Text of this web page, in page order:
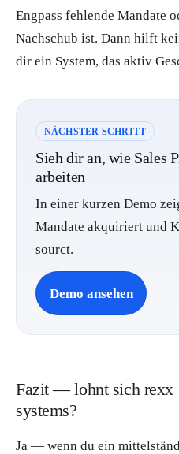
Engpass fehlende Mandate
Nachschub ist. Dann hilft
dir ein System, das aktiv
NÄCHSTER SCHRITT
Sieh dir an, wie Sales
arbeiten
In einer kurzen Demo
Mandate akquiriert und
sourct.
Demo ansehen
Fazit — lohnt sich rexx
systems?
Ja — wenn du ein